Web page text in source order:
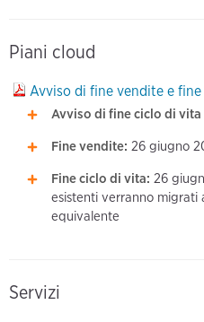
Piani cloud
Avviso di fine vendite e
Avviso di fine ciclo di
Fine vendite: 26 giugno
Fine ciclo di vita: 26
esistenti verranno
equivalente
Servizi